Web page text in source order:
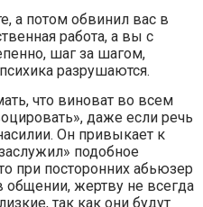
а потом обвинил вас в
работа, а вы с
шаг за шагом,
разрушаются.
что виноват во всем
даже если речь
Он привыкает к
подобное
при посторонних абьюзер
общении, жертву не всегда
так как они будут